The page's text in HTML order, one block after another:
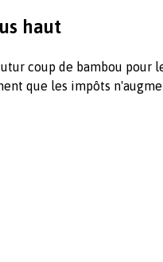
haut
coup de bambou pour
que les impôts